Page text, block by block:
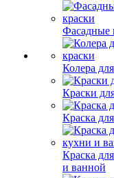
Фасадные
Колера
Краски
Краска
Краска
и ванной